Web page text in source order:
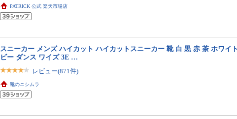
PATRICK 公式 楽天市場店
スニーカー メンズ ハイカット ハイカットスニーカー 靴 白 黒 赤 茶 ホワイ
ビー ダンス ワイズ 3E …
レビュー(871件)
靴のニシムラ